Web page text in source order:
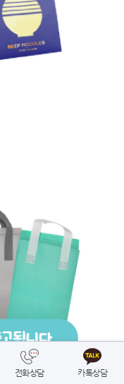
전화상담 카톡상담